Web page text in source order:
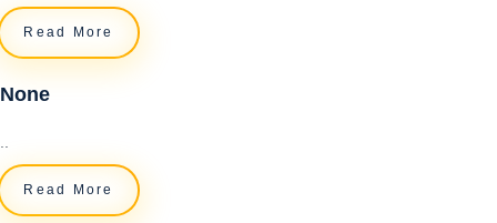
Read More
None
Read More